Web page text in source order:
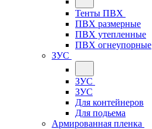
Тенты ПВХ
ПВХ размерные
ПВХ утепленные
ПВХ огнеупорные
ЗУС
ЗУС
ЗУС
Для контейнеров
Для подьема
Армированная пленка